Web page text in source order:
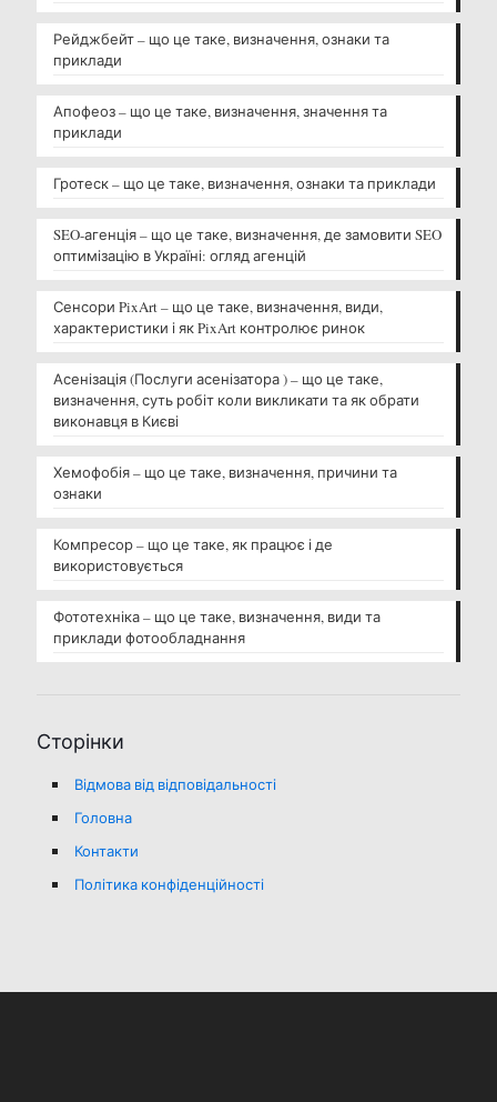
Рейджбейт – що це таке, визначення, ознаки та
приклади
Апофеоз – що це таке, визначення, значення та
приклади
Гротеск – що це таке, визначення, ознаки та приклади
SEO-агенція – що це таке, визначення, де замовити SEO
оптимізацію в Україні: огляд агенцій
Сенсори PixArt – що це таке, визначення, види,
характеристики і як PixArt контролює ринок
Асенізація (Послуги асенізатора ) – що це таке,
визначення, суть робіт коли викликати та як обрати
виконавця в Києві
Хемофобія – що це таке, визначення, причини та
ознаки
Компресор – що це таке, як працює і де
використовується
Фототехніка – що це таке, визначення, види та
приклади фотообладнання
Сторінки
Відмова від відповідальності
Головна
Контакти
Політика конфіденційності